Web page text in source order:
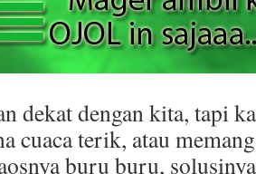
dekat dengan kita, tapi
cuaca terik, atau
buru buru,